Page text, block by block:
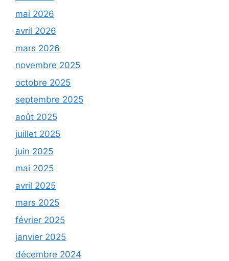
mai 2026
avril 2026
mars 2026
novembre 2025
octobre 2025
septembre 2025
août 2025
juillet 2025
juin 2025
mai 2025
avril 2025
mars 2025
février 2025
janvier 2025
décembre 2024